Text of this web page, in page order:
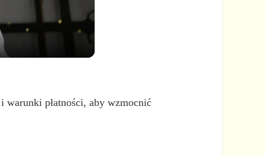
warunki płatności, aby wzmocnić